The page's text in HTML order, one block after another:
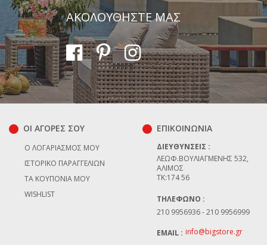
Αποστολή
ΑΚΟΛΟΥΘΗΣΤΕ ΜΑΣ
ΟΙ ΑΓΟΡΕΣ ΣΟΥ
Ο ΛΟΓΑΡΙΑΣΜΌΣ ΜΟΥ
ΙΣΤΟΡΙΚΌ ΠΑΡΑΓΓΕΛΙΏΝ
ΤΑ ΚΟΥΠΌΝΙΑ ΜΟΥ
WISHLIST
ΕΠΙΚΟΙΝΩΝΊΑ
ΔΙΕΥΘΎΝΣΕΙΣ :
ΛΕΩΦ.ΒΟΥΛΙΑΓΜΈΝΗΣ 532,
ΆΛΙΜΟΣ
TK:174 56
ΤΗΛΈΦΩΝΟ :
210 9956936 - 210 9956999
EMAIL : info@bigstore.gr